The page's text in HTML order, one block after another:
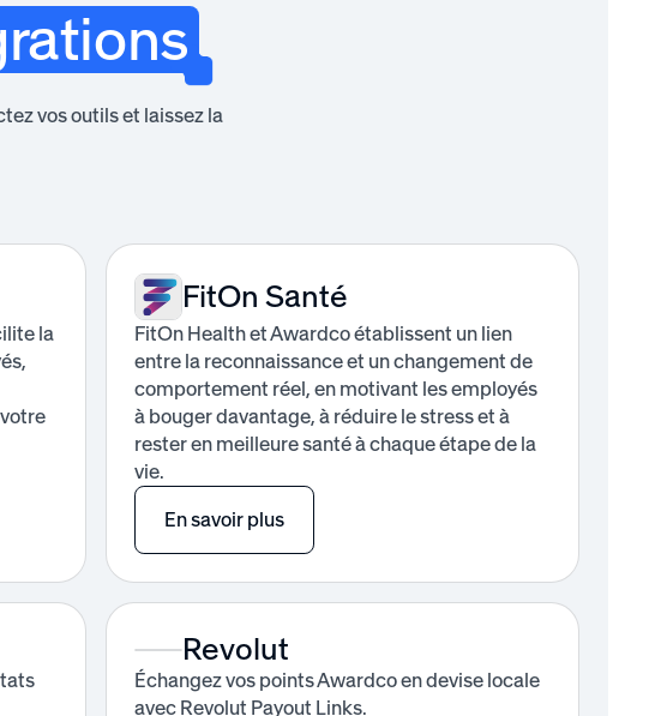
vos outils et laissez la
la
FitOn Santé
FitOn Health et Awardco établissent un lien
entre la reconnaissance et un changement de
comportement réel, en motivant les employés
à bouger davantage, à réduire le stress et à
rester en meilleure santé à chaque étape de la
vie.
En savoir plus
Revolut
Échangez vos points Awardco en devise locale
avec Revolut Payout Links.